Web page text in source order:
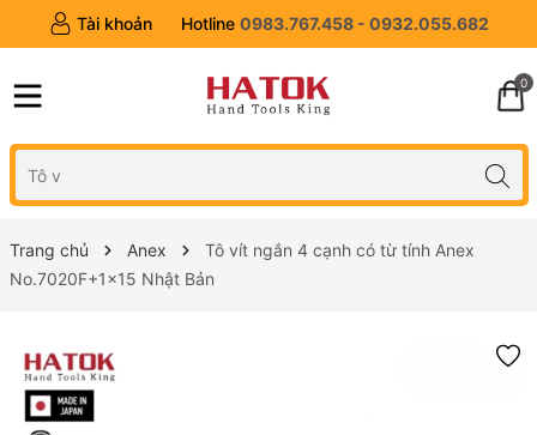
Tài khoản Hotline 0983.767.458 - 0932.055.682
0
Trang chủ Anex
Tô vít ngắn 4 cạnh có từ tính Anex
No.7020F+1x15 Nhật Bản